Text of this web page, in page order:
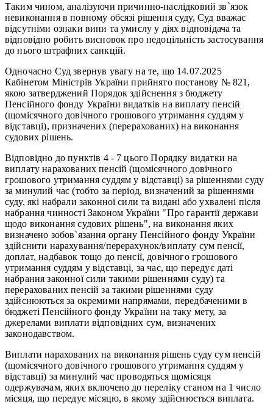
Таким чином, аналізуючи причинно-наслідковий зв`язок
невиконання в повному обсязі рішення суду, Суд вважає
відсутніми ознаки вини та умислу у діях відповідача та
відповідно робить висновок про недоцільність застосування
до нього штрафних санкцій.
Одночасно Суд звернув увагу на те, що 14.07.2025
Кабінетом Міністрів України прийнято постанову № 821,
якою затверджений Порядок здійснення з бюджету
Пенсійного фонду України видатків на виплату пенсій
(щомісячного довічного грошового утримання суддям у
відставці), призначених (перерахованих) на виконання
судових рішень.
Відповідно до пунктів 4 - 7 цього Порядку видатки на
виплату нарахованих пенсій (щомісячного довічного
грошового утримання суддям у відставці) за рішеннями суду
за минулий час (тобто за період, визначений за рішеннями
суду, які набрали законної сили та видані або ухвалені після
набрання чинності Законом України "Про гарантії держави
щодо виконання судових рішень", на виконання яких
визначено зобов`язання органу Пенсійного фонду України
здійснити нарахування/перерахунок/виплату сум пенсії,
доплат, надбавок тощо до пенсії, довічного грошового
утримання суддям у відставці, за час, що передує даті
набрання законної сили такими рішеннями суду) та
перерахованих пенсій за такими рішеннями суду
здійснюються за окремими напрямами, передбаченими в
бюджеті Пенсійного фонду України на таку мету, за
джерелами виплати відповідних сум, визначених
законодавством.
Виплати нарахованих на виконання рішень суду сум пенсій
(щомісячного довічного грошового утримання суддям у
відставці) за минулий час проводяться щомісяця
одержувачам, яких включено до переліку станом на 1 число
місяця, що передує місяцю, в якому здійснюється виплата.